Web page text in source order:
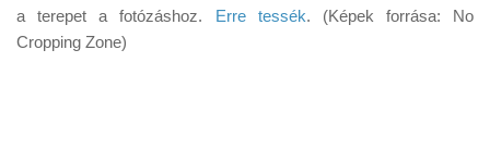
Helyszíni Riport
a terepet a fotózáshoz. Erre tessék. (Képek forrása: No
Cropping Zone)